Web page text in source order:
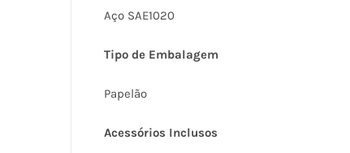
Aço SAE1020
Tipo de Embalagem
Papelão
Acessórios Inclusos